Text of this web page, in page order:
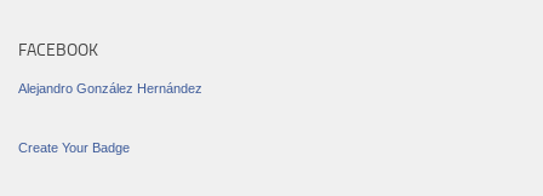
FACEBOOK
Alejandro González Hernández
Create Your Badge